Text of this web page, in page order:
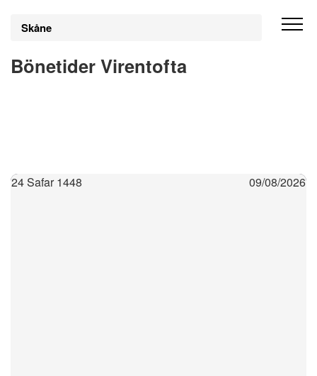
Skåne
Bönetider Virentofta
24 Safar 1448 09/08/2026